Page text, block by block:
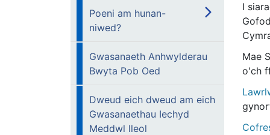
Poeni am hunan-
niwed?
Gwasanaeth Anhwylderau
Bwyta Pob Oed
Dweud eich dweud am eich
Gwasanaethau Iechyd
Meddwl lleol
I
Mae
o'ch